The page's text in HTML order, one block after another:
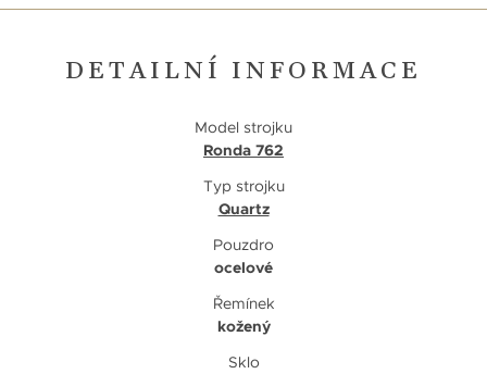
DETAILNÍ INFORMACE
Model strojku
Ronda 762
Typ strojku
Quartz
Pouzdro
ocelové
Řemínek
kožený
Sklo